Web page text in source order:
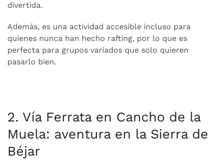
divertida.
Además, es una actividad accesible incluso para
quienes nunca han hecho rafting, por lo que es
perfecta para grupos variados que solo quieren
pasarlo bien.
2. Vía Ferrata en Cancho de la
Muela: aventura en la Sierra de
Béjar